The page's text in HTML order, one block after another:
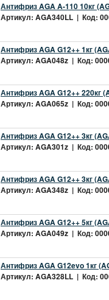
Антифриз AGA A-110 10кг
Артикул: AGA340LL | Код:
Антифриз AGA G12++ 1кг
Артикул: AGA048z | Код:
Антифриз AGA G12++ 220кг
Артикул: AGA065z | Код:
Антифриз AGA G12++ 3кг
Артикул: AGA301z | Код:
Антифриз AGA G12++ 3кг
Артикул: AGA348z | Код:
Антифриз AGA G12++ 5кг
Артикул: AGA049z | Код:
Антифриз AGA G12evo 1кг
Артикул: AGA328LL | Код: